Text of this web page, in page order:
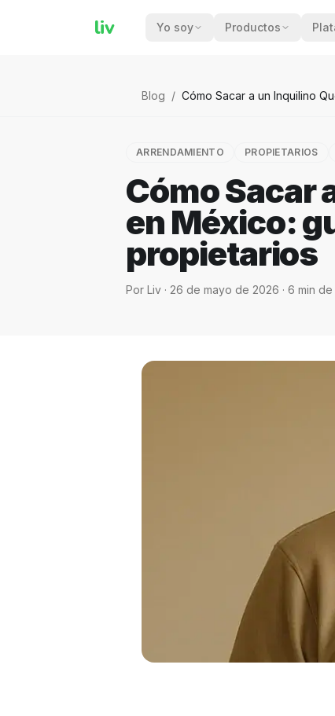
liv Yo soy Productos
Blog / Cómo Sacar a un Inquilino
ARRENDAMIENTO PROPIETARIOS
Cómo Sacar
en México:
propietarios
Por Liv · 26 de mayo de 2026 · 6 min